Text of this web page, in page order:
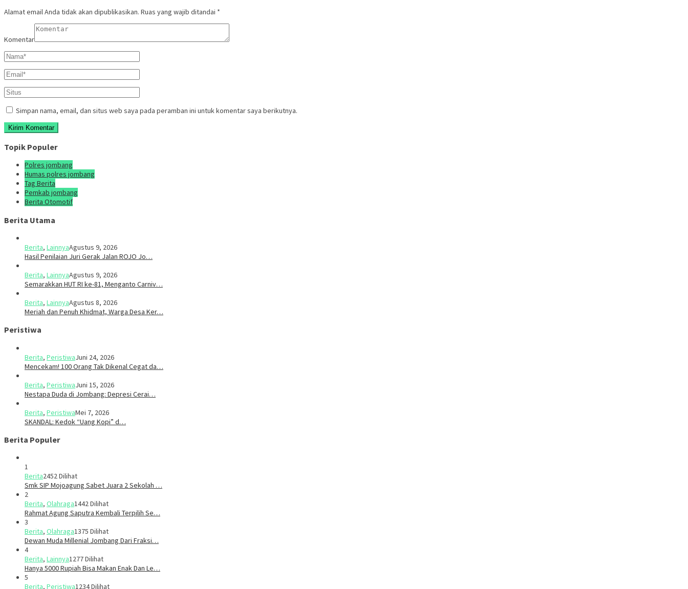
Alamat email Anda tidak akan dipublikasikan. Ruas yang wajib ditandai *
Komentar
Simpan nama, email, dan situs web saya pada peramban ini untuk komentar saya berikutnya.
Topik Populer
Polres jombang
Humas polres jombang
Tag Berita
Pemkab jombang
Berita Otomotif
Berita Utama
Berita, LainnyaAgustus 9, 2026
Hasil Penilaian Juri Gerak Jalan ROJO Jo…
Berita, LainnyaAgustus 9, 2026
Semarakkan HUT RI ke-81, Menganto Carniv…
Berita, LainnyaAgustus 8, 2026
Meriah dan Penuh Khidmat, Warga Desa Ker…
Peristiwa
Berita, PeristiwaJuni 24, 2026
Mencekam! 100 Orang Tak Dikenal Cegat da…
Berita, PeristiwaJuni 15, 2026
​​Nestapa Duda di Jombang: Depresi Cerai…
Berita, PeristiwaMei 7, 2026
SKANDAL: Kedok “Uang Kopi” d…
Berita Populer
1
Berita2452 Dilihat
Smk SIP Mojoagung Sabet Juara 2 Sekolah …
2
Berita, Olahraga1442 Dilihat
Rahmat Agung Saputra Kembali Terpilih Se…
3
Berita, Olahraga1375 Dilihat
Dewan Muda Millenial Jombang Dari Fraksi…
4
Berita, Lainnya1277 Dilihat
Hanya 5000 Rupiah Bisa Makan Enak Dan Le…
5
Berita, Peristiwa1234 Dilihat